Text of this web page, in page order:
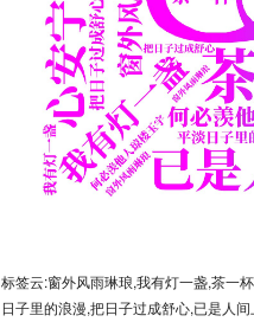
标签云:窗外风雨琳琅,我有灯一盏,茶一
日子里的浪漫,把日子过成舒心,已是人